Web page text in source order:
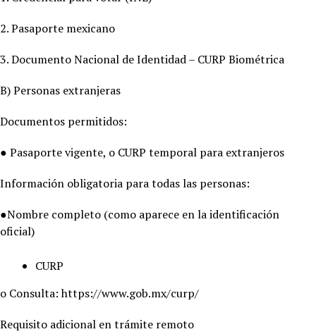
2. Pasaporte mexicano
3. Documento Nacional de Identidad – CURP Biométrica
B) Personas extranjeras
Documentos permitidos:
● Pasaporte vigente, o CURP temporal para extranjeros
Información obligatoria para todas las personas:
●Nombre completo (como aparece en la identificación
oficial)
CURP
o Consulta: https://www.gob.mx/curp/
Requisito adicional en trámite remoto